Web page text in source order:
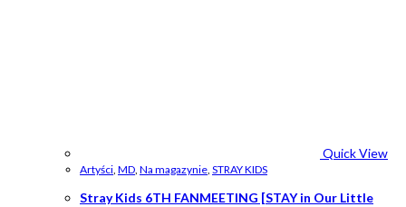
Quick View
Artyści, MD, Na magazynie, STRAY KIDS
Stray Kids 6TH FANMEETING [STAY in Our Little